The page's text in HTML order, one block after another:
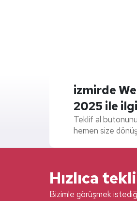
izmirde
2025 ile
Teklif al
hemen size
Hızlıca
Bizimle görüşmek